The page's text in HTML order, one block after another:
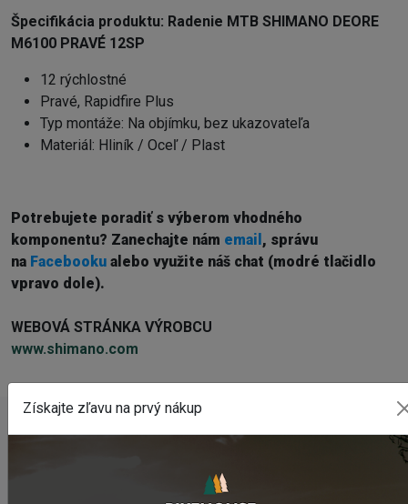
Špecifikácia produktu: Radenie MTB SHIMANO DEORE
M6100 PRAVÉ 12SP
12 rýchlostné
Pravé, Rapidfire Plus
Typ montáže: Na objímku, bez ukazovateľa
Materiál: Hliník / Oceľ / Plast
Potrebujete poradiť s výberom vhodného
komponentu? Zanechajte nám email , správu
na Facebooku alebo využite náš chat (modré tlačidlo
vpravo dole).
WEBOVÁ STRÁNKA VÝROBCU
www.shimano.com
Získajte zľavu na prvý nákup